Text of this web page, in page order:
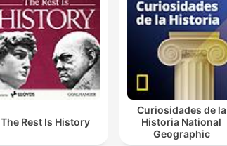
The Rest Is History
Curiosidades de la
Historia National
Geographic